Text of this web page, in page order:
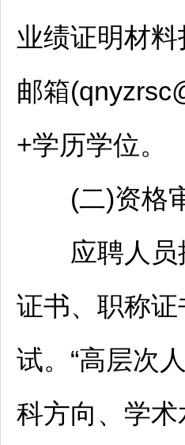
业绩证明材
邮箱
+学历学位。
(二)资格
应聘人员提
证书、职称
试。“高层次
科方向、学